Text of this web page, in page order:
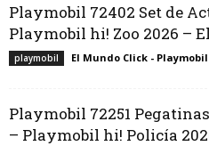
Playmobil 72402 Set de
Playmobil hi! Zoo 2026 –
playmobil El Mundo Click - Playmobil
Playmobil 72251
– Playmobil hi! Policía